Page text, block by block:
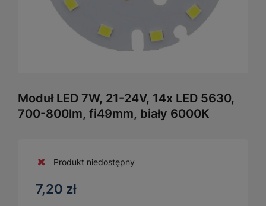
Moduł LED 7W, 21-24V, 14x LED 5630,
700-800lm, fi49mm, biały 6000K
Produkt niedostępny
7,20 zł